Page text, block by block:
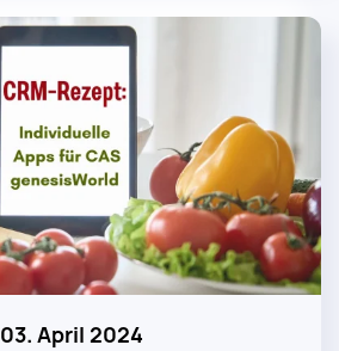
03. April 2024